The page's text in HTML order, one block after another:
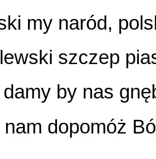
my naród,
szczep
by nas
nam dopomóż